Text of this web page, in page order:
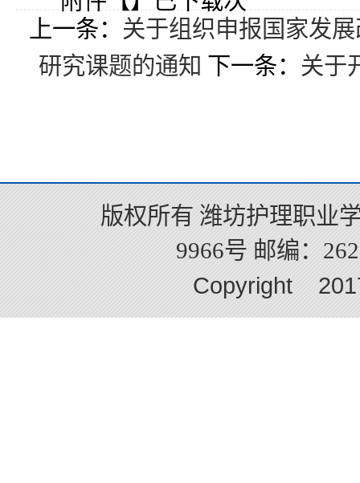
上一条： 关于组织申报国家发
研究课题的通知 下一条： 关于
版权所有 潍坊护理职业
9966号 邮编：
Copyright